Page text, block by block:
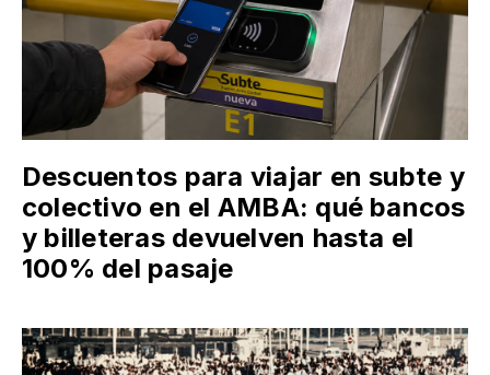
Descuentos para viajar en subte y
colectivo en el AMBA: qué bancos
y billeteras devuelven hasta el
100% del pasaje